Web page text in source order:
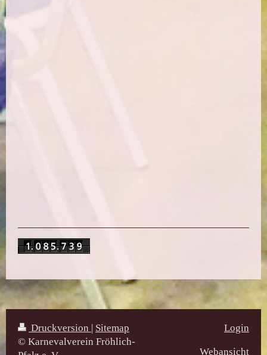
Druckversion
Sitemap
© Karnevalverein Fröhlich-
Login
Webansicht